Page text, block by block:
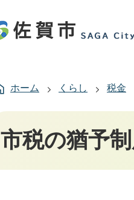
ホーム くらし 税金
市税の猶予